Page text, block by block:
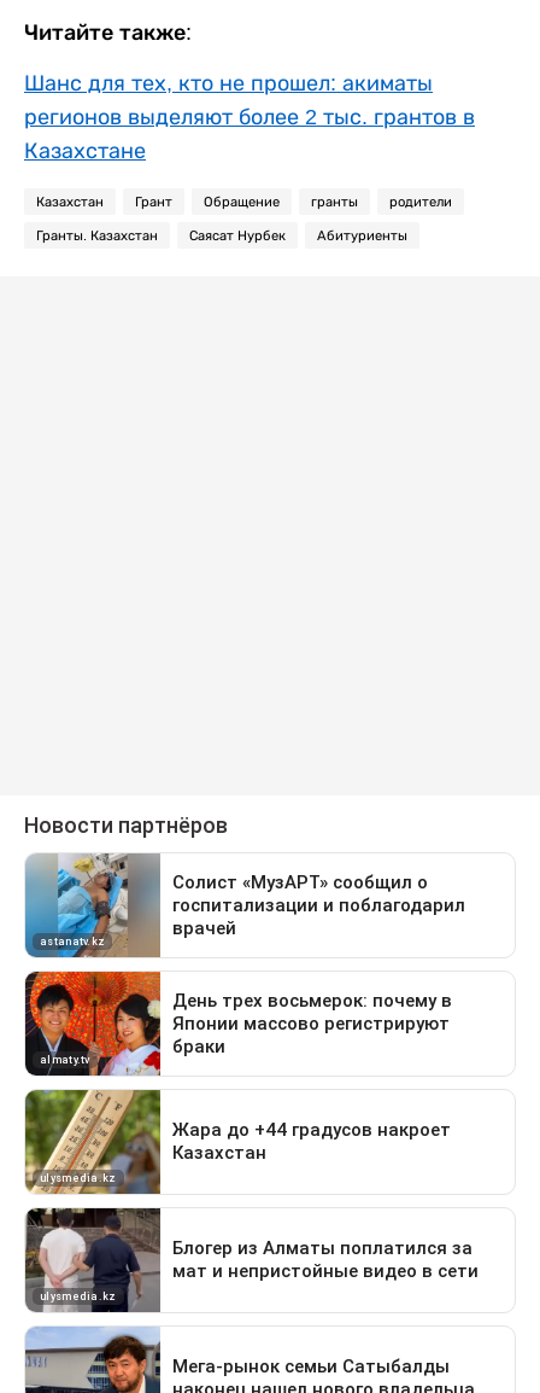
Читайте также:
Шанс для тех, кто не прошел: акиматы
регионов выделяют более 2 тыс. грантов в
Казахстане
Казахстан Грант Обращение гранты родители
Гранты. Казахстан Саясат Нурбек Абитуриенты